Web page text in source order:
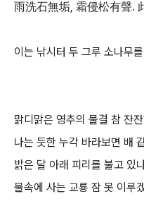
雨洗石無垢, 霜侵松有聲.
이는 낚시터 두 그루 소나무
맑디맑은 영추의 물결 참 잔잔
나는 듯한 누각 바라보면 배
밝은 달 아래 피리를 불고 있
물속에 사는 교룡 잠 못 이루